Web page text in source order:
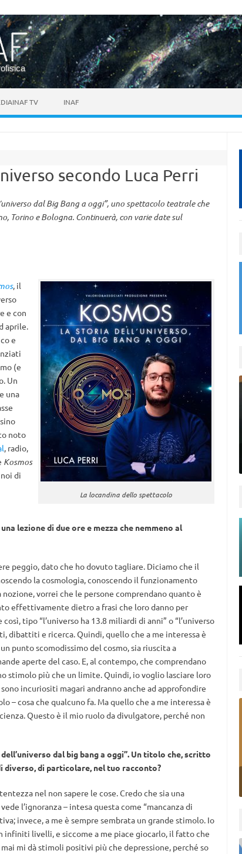
TV INAF
secondo Luca Perri
dal Big Bang a oggi”, uno spettacolo teatrale che
Torino e Bologna. Continuerà, con varie date sul
La locandina dello spettacolo
, il
e con
aprile.
e
(e
Un
una
noto
, radio,
Kosmos
di
lezione di due ore e mezza che nemmeno al
peggio, dato che ho dovuto tagliare. Diciamo che il
la cosmologia, conoscendo il funzionamento
vorrei che le persone comprendano quanto è
effettivamente dietro a frasi che loro danno per
tipo “l’universo ha 13.8 miliardi di anni” o “l’universo
dibattiti e ricerca. Quindi, quello che a me interessa è
punto scomodissimo del cosmo, sia riuscita a
aperte del caso. E, al contempo, che comprendano
stimolo più che un limite. Quindi, io voglio lasciare loro
incuriositi magari andranno anche ad approfondire
– cosa che qualcuno fa. Ma quello che a me interessa è
Questo è il mio ruolo da divulgatore, perché non
dal big bang a oggi”. Un titolo che, scritto
diverso, di particolare, nel tuo racconto?
nel non sapere le cose. Credo che sia una
l’ignoranza – intesa questa come “mancanza di
invece, a me è sempre sembrata un grande stimolo. Io
infiniti livelli, e siccome a me piace giocarlo, il fatto che
mi dà stimoli positivi più che depressione, perché so